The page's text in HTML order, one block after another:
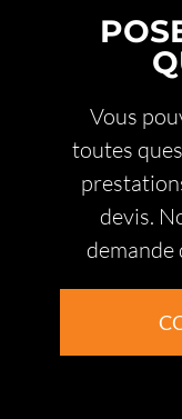
Vous
toutes
devis.
demande